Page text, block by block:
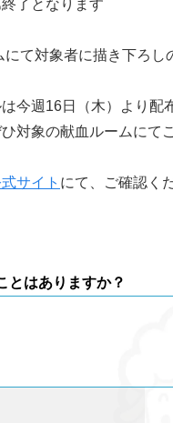
了となります
て対象者に描き下ろし
今週16日（木）より配
対象の献血ルームにて
サイト にて、ご確認く
とはありますか？